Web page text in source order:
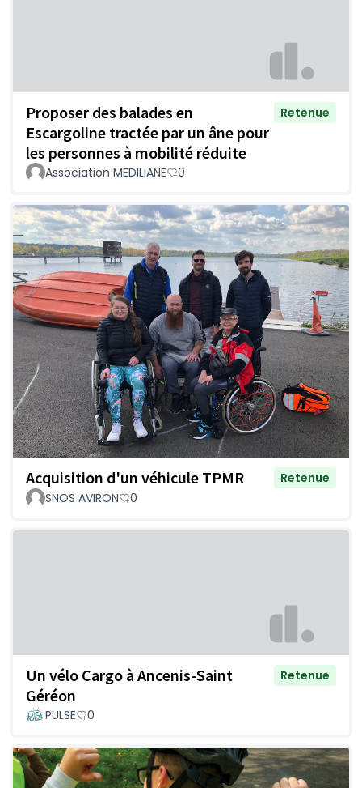
Proposer des balades en
Escargoline tractée par un âne pour
les personnes à mobilité réduite
Retenue
Association MEDILIANE 0
Acquisition d'un véhicule TPMR
Retenue
SNOS AVIRON
0
Un vélo Cargo à Ancenis-Saint
Géréon
Retenue
PULSE 0